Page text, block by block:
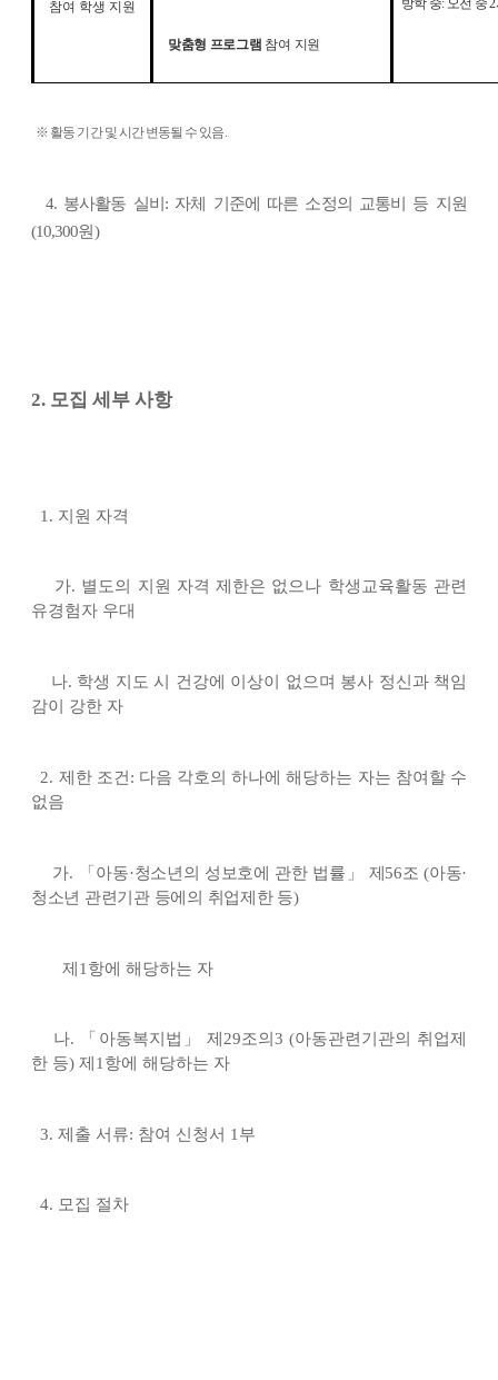
참여 학생 지원
맞춤형 프로그램 참여 지원
※ 활동 기간 및 시간 변동될 수 있음
4. 봉사활동 실비 : 자체 기준에 따른 소정의 교통비 등 지원
(10,300원)
2. 모집 세부 사항
1. 지원 자격
가. 별도의 지원 자격 제한은 없으나 학생교육활동 관련
유경험자 우대
나. 학생 지도 시 건강에 이상이 없으며 봉사 정신과 책임
감이 강한 자
2. 제한 조건: 다음 각호의 하나에 해당하는 자는 참여할 수
없음
가. 「 아동·청소년의 성보호에 관한 법률 」 제 56조(아동·
청소년 관련기관 등에의 취업제한 등)
제 1 항에 해당하는 자
나. 「 아동복지법 」 제 29조의 3 (아동관련기관의 취업제
한 등) 제 1항에 해당하는 자
3. 제출 서류: 참여 신청서 1부
4. 모집 절차